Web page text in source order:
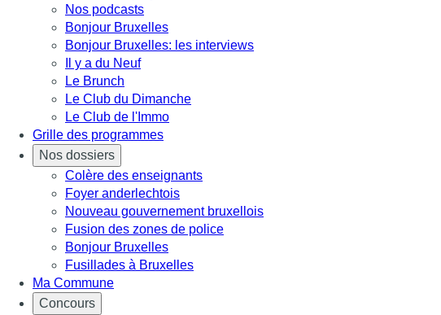
Nos podcasts
Bonjour Bruxelles
Bonjour Bruxelles: les interviews
Il y a du Neuf
Le Brunch
Le Club du Dimanche
Le Club de l'Immo
Grille des programmes
Nos dossiers
Colère des enseignants
Foyer anderlechtois
Nouveau gouvernement bruxellois
Fusion des zones de police
Bonjour Bruxelles
Fusillades à Bruxelles
Ma Commune
Concours